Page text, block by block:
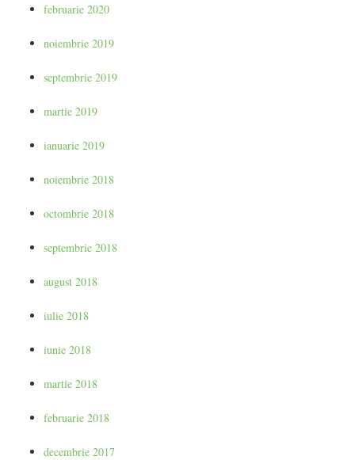
februarie 2020
noiembrie 2019
septembrie 2019
martie 2019
ianuarie 2019
noiembrie 2018
octombrie 2018
septembrie 2018
august 2018
iulie 2018
iunie 2018
martie 2018
februarie 2018
decembrie 2017